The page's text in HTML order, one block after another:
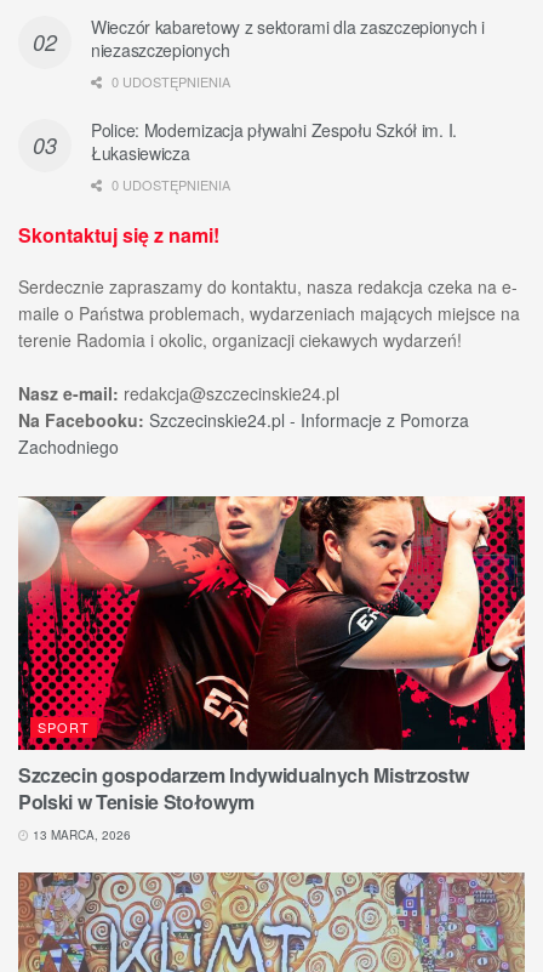
Wieczór kabaretowy z sektorami dla zaszczepionych i
niezaszczepionych
0 UDOSTĘPNIENIA
Police: Modernizacja pływalni Zespołu Szkół im. I.
Łukasiewicza
0 UDOSTĘPNIENIA
Skontaktuj się z nami!
Serdecznie zapraszamy do kontaktu, nasza redakcja czeka na e-
maile o Państwa problemach, wydarzeniach mających miejsce na
terenie Radomia i okolic, organizacji ciekawych wydarzeń!
Nasz e-mail: redakcja@szczecinskie24.pl
Na Facebooku: Szczecinskie24.pl - Informacje z Pomorza
Zachodniego
SPORT
Szczecin gospodarzem Indywidualnych Mistrzostw
Polski w Tenisie Stołowym
13 MARCA, 2026